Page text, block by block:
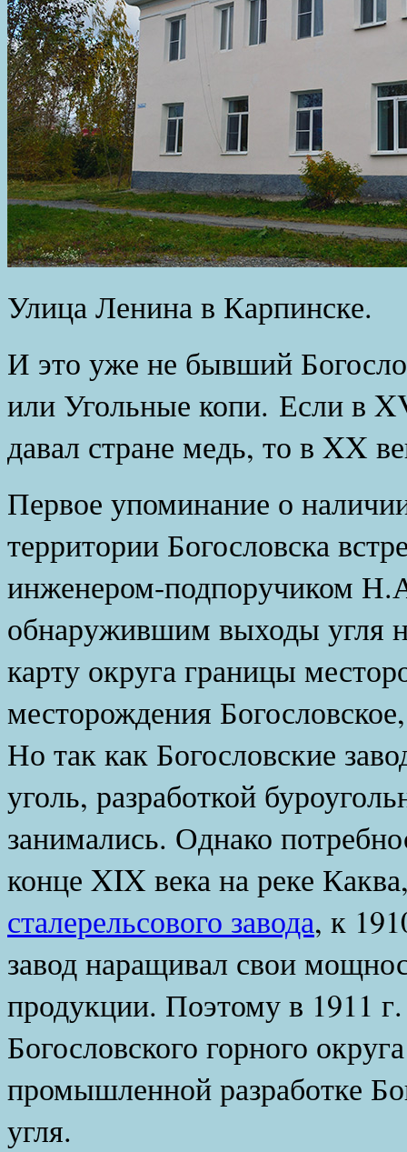
Улица Ленина в Карпинске.
И это уже не бывший
или Угольные копи. Если в
давал стране медь, то в XX
Первое упоминание о
территории Богословска
инженером-подпоручиком
обнаружившим выходы угля
карту округа границы
месторождения
Но так как Богословские
уголь, разработкой
занимались. Однако
конце XIX века на реке
сталерельсового завода, к
завод наращивал свои
продукции. Поэтому в 1911
Богословского горного
промышленной разработке
угля.